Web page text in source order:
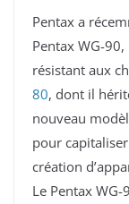
​​Pentax a
Pentax WG-
résistant aux
80, dont il
nouveau
pour
création
Le Pentax